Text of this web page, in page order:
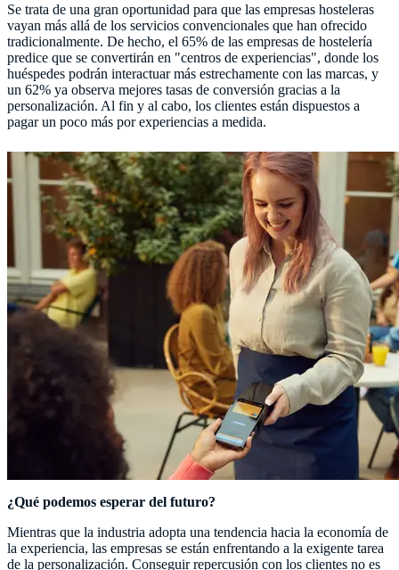
Se trata de una gran oportunidad para que las empresas hosteleras
vayan más allá de los servicios convencionales que han ofrecido
tradicionalmente. De hecho, el 65% de las empresas de hostelería
predice que se convertirán en "centros de experiencias", donde los
huéspedes podrán interactuar más estrechamente con las marcas, y
un 62% ya observa mejores tasas de conversión gracias a la
personalización. Al fin y al cabo, los clientes están dispuestos a
pagar un poco más por experiencias a medida.
¿Qué podemos esperar del futuro?
Mientras que la industria adopta una tendencia hacia la economía de
la experiencia, las empresas se están enfrentando a la exigente tarea
de la personalización. Conseguir repercusión con los clientes no es